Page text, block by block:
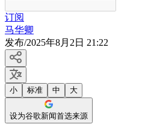
订阅
马华卿
发布/2025年8月2日 21:22
小 标准 中 大
设为谷歌新闻首选来源